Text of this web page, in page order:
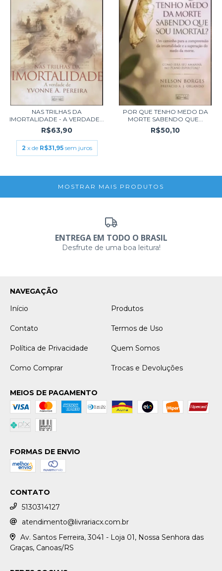
NAS TRILHAS DA
IMORTALIDADE - A VERDADE...
R$63,90
2 x de R$31,95 sem juros
POR QUE TENHO MEDO DA
MORTE SABENDO QUE...
R$50,10
MOSTRAR MAIS PRODUTOS
ENTREGA EM TODO O BRASIL
Desfrute de uma boa leitura!
NAVEGAÇÃO
Início
Produtos
Contato Termos de Uso
Política de Privacidade Quem Somos
Como Comprar Trocas e Devoluções
MEIOS DE PAGAMENTO
FORMAS DE ENVIO
CONTATO
5130314127
atendimento@livrariacx.com.br
Av. Santos Ferreira, 3041 - Loja 01, Nossa Senhora das
Graças, Canoas/RS